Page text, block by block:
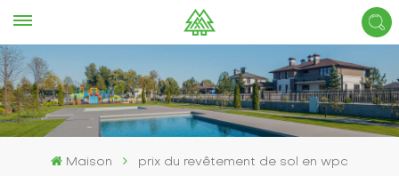
Maison prix du revêtement de sol en wpc